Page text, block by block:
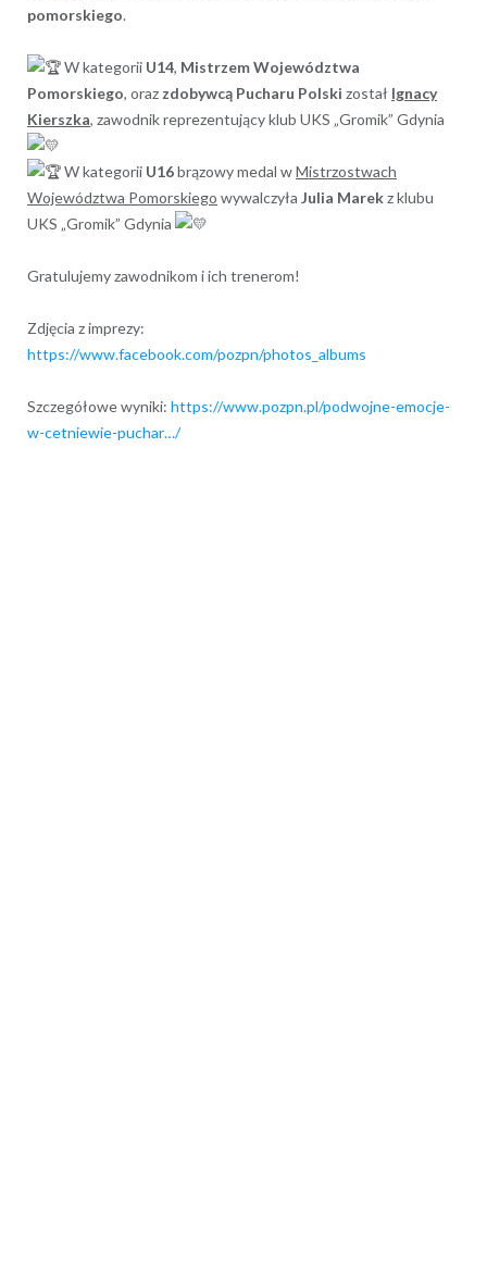
pomorskiego.
W kategorii U14, Mistrzem Województwa
Pomorskiego, oraz zdobywcą Pucharu Polski został Ignacy
Kierszka, zawodnik reprezentujący klub UKS „Gromik” Gdynia
W kategorii U16brązowy medal wMistrzostwach
Województwa Pomorskiego wywalczyła Julia Marekz klubu
UKS „Gromik” Gdynia
Gratulujemy zawodnikom i ich trenerom!
Zdjęcia z imprezy:
https://www.facebook.com/pozpn/photos_albums
Szczegółowe wyniki: https://www.pozpn.pl/podwojne-emocje-
w-cetniewie-puchar…/